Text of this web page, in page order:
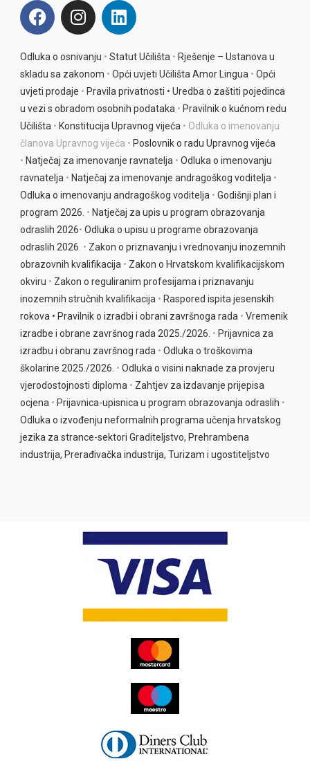
l
t
r
n
a
t
i
v
:
Odluka o osnivanju • Statut Učilišta • Rješenje – Ustanova u
skladu sa zakonom • Opći uvjeti Učilišta Amor Lingua • Opći
uvjeti prodaje • Pravila privatnosti • Uredba o zaštiti pojedinca
u vezi s obradom osobnih podataka • Pravilnik o kućnom redu
Učilišta • Konstitucija Upravnog vijeća • Odluka o imenovanju
članova Upravnog vijeća • Poslovnik o radu Upravnog vijeća
• Natječaj za imenovanje ravnatelja • Odluka o imenovanju
ravnatelja • Natječaj za imenovanje andragoškog voditelja •
Odluka o imenovanju andragoškog voditelja • Godišnji plan i
program 2026. • Natječaj za upis u program obrazovanja
odraslih 2026• Odluka o upisu u programe obrazovanja
odraslih 2026 . • Zakon o priznavanju i vrednovanju inozemnih
obrazovnih kvalifikacija • Zakon o Hrvatskom kvalifikacijskom
okviru • Zakon o reguliranim profesijama i priznavanju
inozemnih stručnih kvalifikacija • Raspored ispita jesenskih
rokova • Pravilnik o izradbi i obrani završnoga rada • Vremenik
izradbe i obrane završnog rada 2025./2026. • Prijavnica za
izradbu i obranu završnog rada • Odluka o troškovima
školarine 2025./2026. • Odluka o visini naknade za provjeru
vjerodostojnosti diploma • Zahtjev za izdavanje prijepisa
ocjena • Prijavnica-upisnica u program obrazovanja odraslih •
Odluka o izvođenju neformalnih programa učenja hrvatskog
jezika za strance-sektori Graditeljstvo, Prehrambena
industrija, Prerađivačka industrija, Turizam i ugostiteljstvo